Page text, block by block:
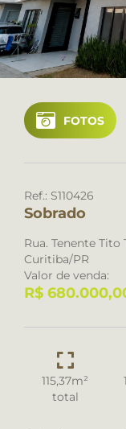
FOTOS
Ref.: S110426
Sobrado
Rua. Tenente Tito
Curitiba/PR
Valor de venda:
R$
115,37m²
total